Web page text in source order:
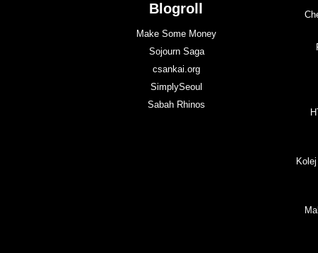
Blogroll
Make Some Money
Sojourn Saga
csankai.org
SimplySeoul
Sabah Rhinos